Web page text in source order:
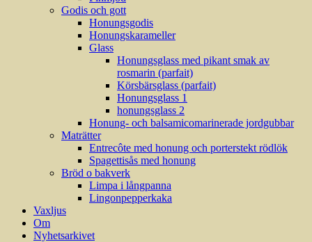
Godis och gott
Honungsgodis
Honungskarameller
Glass
Honungsglass med pikant smak av
rosmarin (parfait)
Körsbärsglass (parfait)
Honungsglass 1
honungsglass 2
Honung- och balsamicomarinerade jordgubbar
Maträtter
Entrecôte med honung och porterstekt rödlök
Spagettisås med honung
Bröd o bakverk
Limpa i långpanna
Lingonpepperkaka
Vaxljus
Om
Nyhetsarkivet